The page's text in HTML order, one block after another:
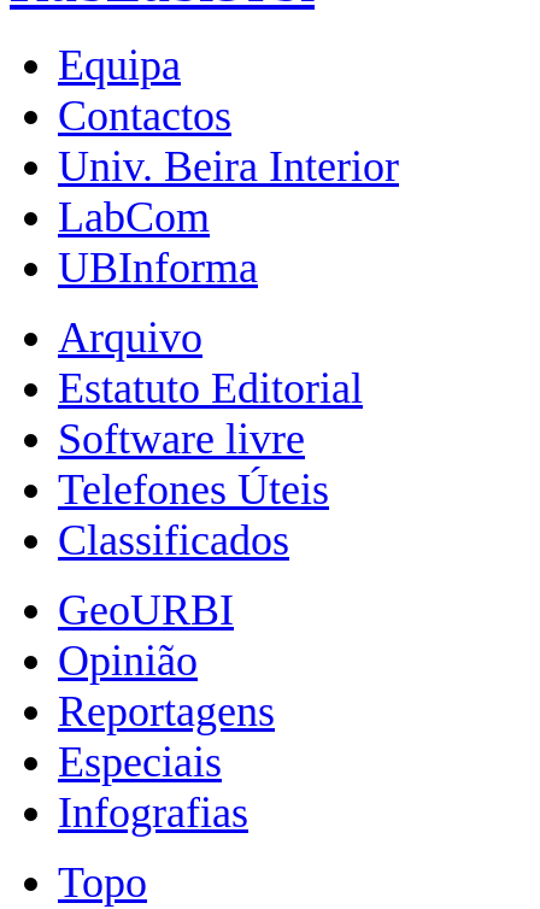
Equipa
Contactos
Univ. Beira Interior
LabCom
UBInforma
Arquivo
Estatuto Editorial
Software livre
Telefones Úteis
Classificados
GeoURBI
Opinião
Reportagens
Especiais
Infografias
Topo